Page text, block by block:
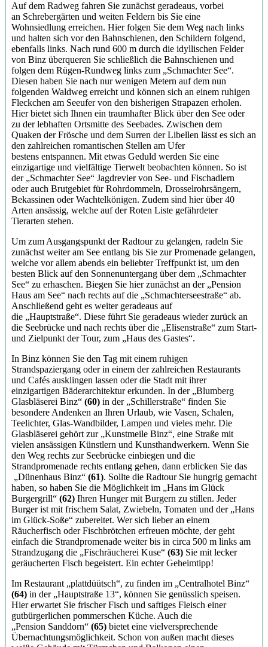
Auf dem Radweg fahren Sie zunächst geradeaus, vorbei
an Schrebergärten und weiten Feldern bis Sie eine
Wohnsiedlung erreichen. Hier folgen Sie dem Weg nach links
und halten sich vor den Bahnschienen, den Schildern folgend,
ebenfalls links. Nach rund 600 m durch die idyllischen Felder
von Binz überqueren Sie schließlich die Bahnschienen und
folgen dem Rügen-Rundweg links zum „Schmachter See“.
Diesen haben Sie nach nur wenigen Metern auf dem nun
folgenden Waldweg erreicht und können sich an einem ruhigen
Fleckchen am Seeufer von den bisherigen Strapazen erholen.
Hier bietet sich Ihnen ein traumhafter Blick über den See oder
zu der lebhaften Ortsmitte des Seebades. Zwischen dem
Quaken der Frösche und dem Surren der Libellen lässt es sich an
den zahlreichen romantischen Stellen am Ufer
bestens entspannen. Mit etwas Geduld werden Sie eine
einzigartige und vielfältige Tierwelt beobachten können. So ist
der „Schmachter See“ Jagdrevier von See- und Fischadlern
oder auch Brutgebiet für Rohrdommeln, Drosselrohrsängern,
Bekassinen oder Wachtelkönigen. Zudem sind hier über 40
Arten ansässig, welche auf der Roten Liste gefährdeter
Tierarten stehen.
Um zum Ausgangspunkt der Radtour zu gelangen, radeln Sie
zunächst weiter am See entlang bis Sie zur Promenade gelangen,
welche vor allem abends ein beliebter Treffpunkt ist, um den
besten Blick auf den Sonnenuntergang über dem „Schmachter
See“ zu erhaschen. Biegen Sie hier zunächst an der „Pension
Haus am See“ nach rechts auf die „Schmachterseestraße“ ab.
Anschließend geht es weiter geradeaus auf
die „Hauptstraße“. Diese führt Sie geradeaus wieder zurück an
die Seebrücke und nach rechts über die „Elisenstraße“ zum Start-
und Zielpunkt der Tour, zum „Haus des Gastes“.
In Binz können Sie den Tag mit einem ruhigen
Strandspaziergang oder in einem der zahlreichen Restaurants
und Cafés ausklingen lassen oder die Stadt mit ihrer
einzigartigen Bäderarchitektur erkunden. In der „Blumberg
Glasbläserei Binz“ (60) in der „Schillerstraße“ finden Sie
besondere Andenken an Ihren Urlaub, wie Vasen, Schalen,
Teelichter, Glas-Wandbilder, Lampen und vieles mehr. Die
Glasbläserei gehört zur „Kunstmeile Binz“, eine Straße mit
vielen ansässigen Künstlern und Kunsthandwerkern. Wenn Sie
den Weg rechts zur Seebrücke einbiegen und die
Strandpromenade rechts entlang gehen, dann erblicken Sie das
„Dünenhaus Binz“ (61). Sollte die Radtour Sie hungrig gemacht
haben, so haben Sie die Möglichkeit im „Hans im Glück
Burgergrill“ (62) Ihren Hunger mit Burgern zu stillen. Jeder
Burger ist mit frischem Salat, Zwiebeln, Tomaten und der „Hans
im Glück-Soße“ zubereitet. Wer sich lieber an einem
Räucherfisch oder Fischbrötchen erfreuen möchte, der geht
einfach die Strandpromenade weiter bis in circa 500 m links am
Strandzugang die „Fischräucherei Kuse“ (63) Sie mit lecker
geräucherten Fisch begeistert. Ein echter Geheimtipp!
Im Restaurant „plattdüütsch“, zu finden im „Centralhotel Binz“
(64) in der „Hauptstraße 13“, können Sie genüsslich speisen.
Hier erwartet Sie frischer Fisch und saftiges Fleisch einer
gutbürgerlichen pommerschen Küche. Auch die
„Pension Sanddorn“ (65) bietet eine vielversprechende
Übernachtungsmöglichkeit. Schon von außen macht dieses